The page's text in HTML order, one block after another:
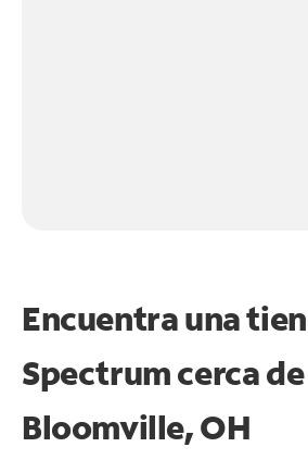
Encuentra una
Spectrumcerca de
Bloomville, OH